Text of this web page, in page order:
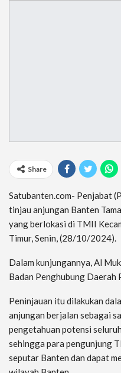
Share
Satubanten.com- Penjabat
tinjau anjungan Banten
yang berlokasi di TMII
Timur, Senin, (28/10/2024).
Dalam kunjungannya, Al
Badan Penghubung Daerah
Peninjauan itu dilakukan
anjungan berjalan sebagai
pengetahuan potensi
sehingga para pengunjung
seputar Banten dan dapat